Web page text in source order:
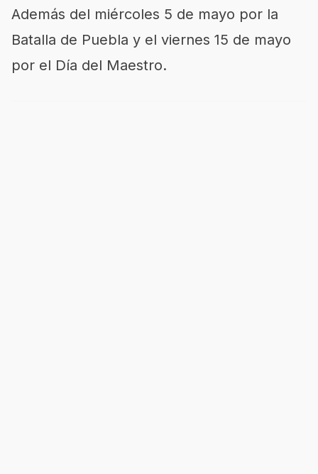
Además del miércoles 5 de mayo por la
Batalla de Puebla y el viernes 15 de mayo
por el Día del Maestro.